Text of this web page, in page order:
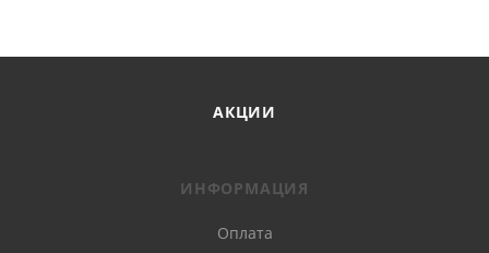
АКЦИИ
ИНФОРМАЦИЯ
Оплата